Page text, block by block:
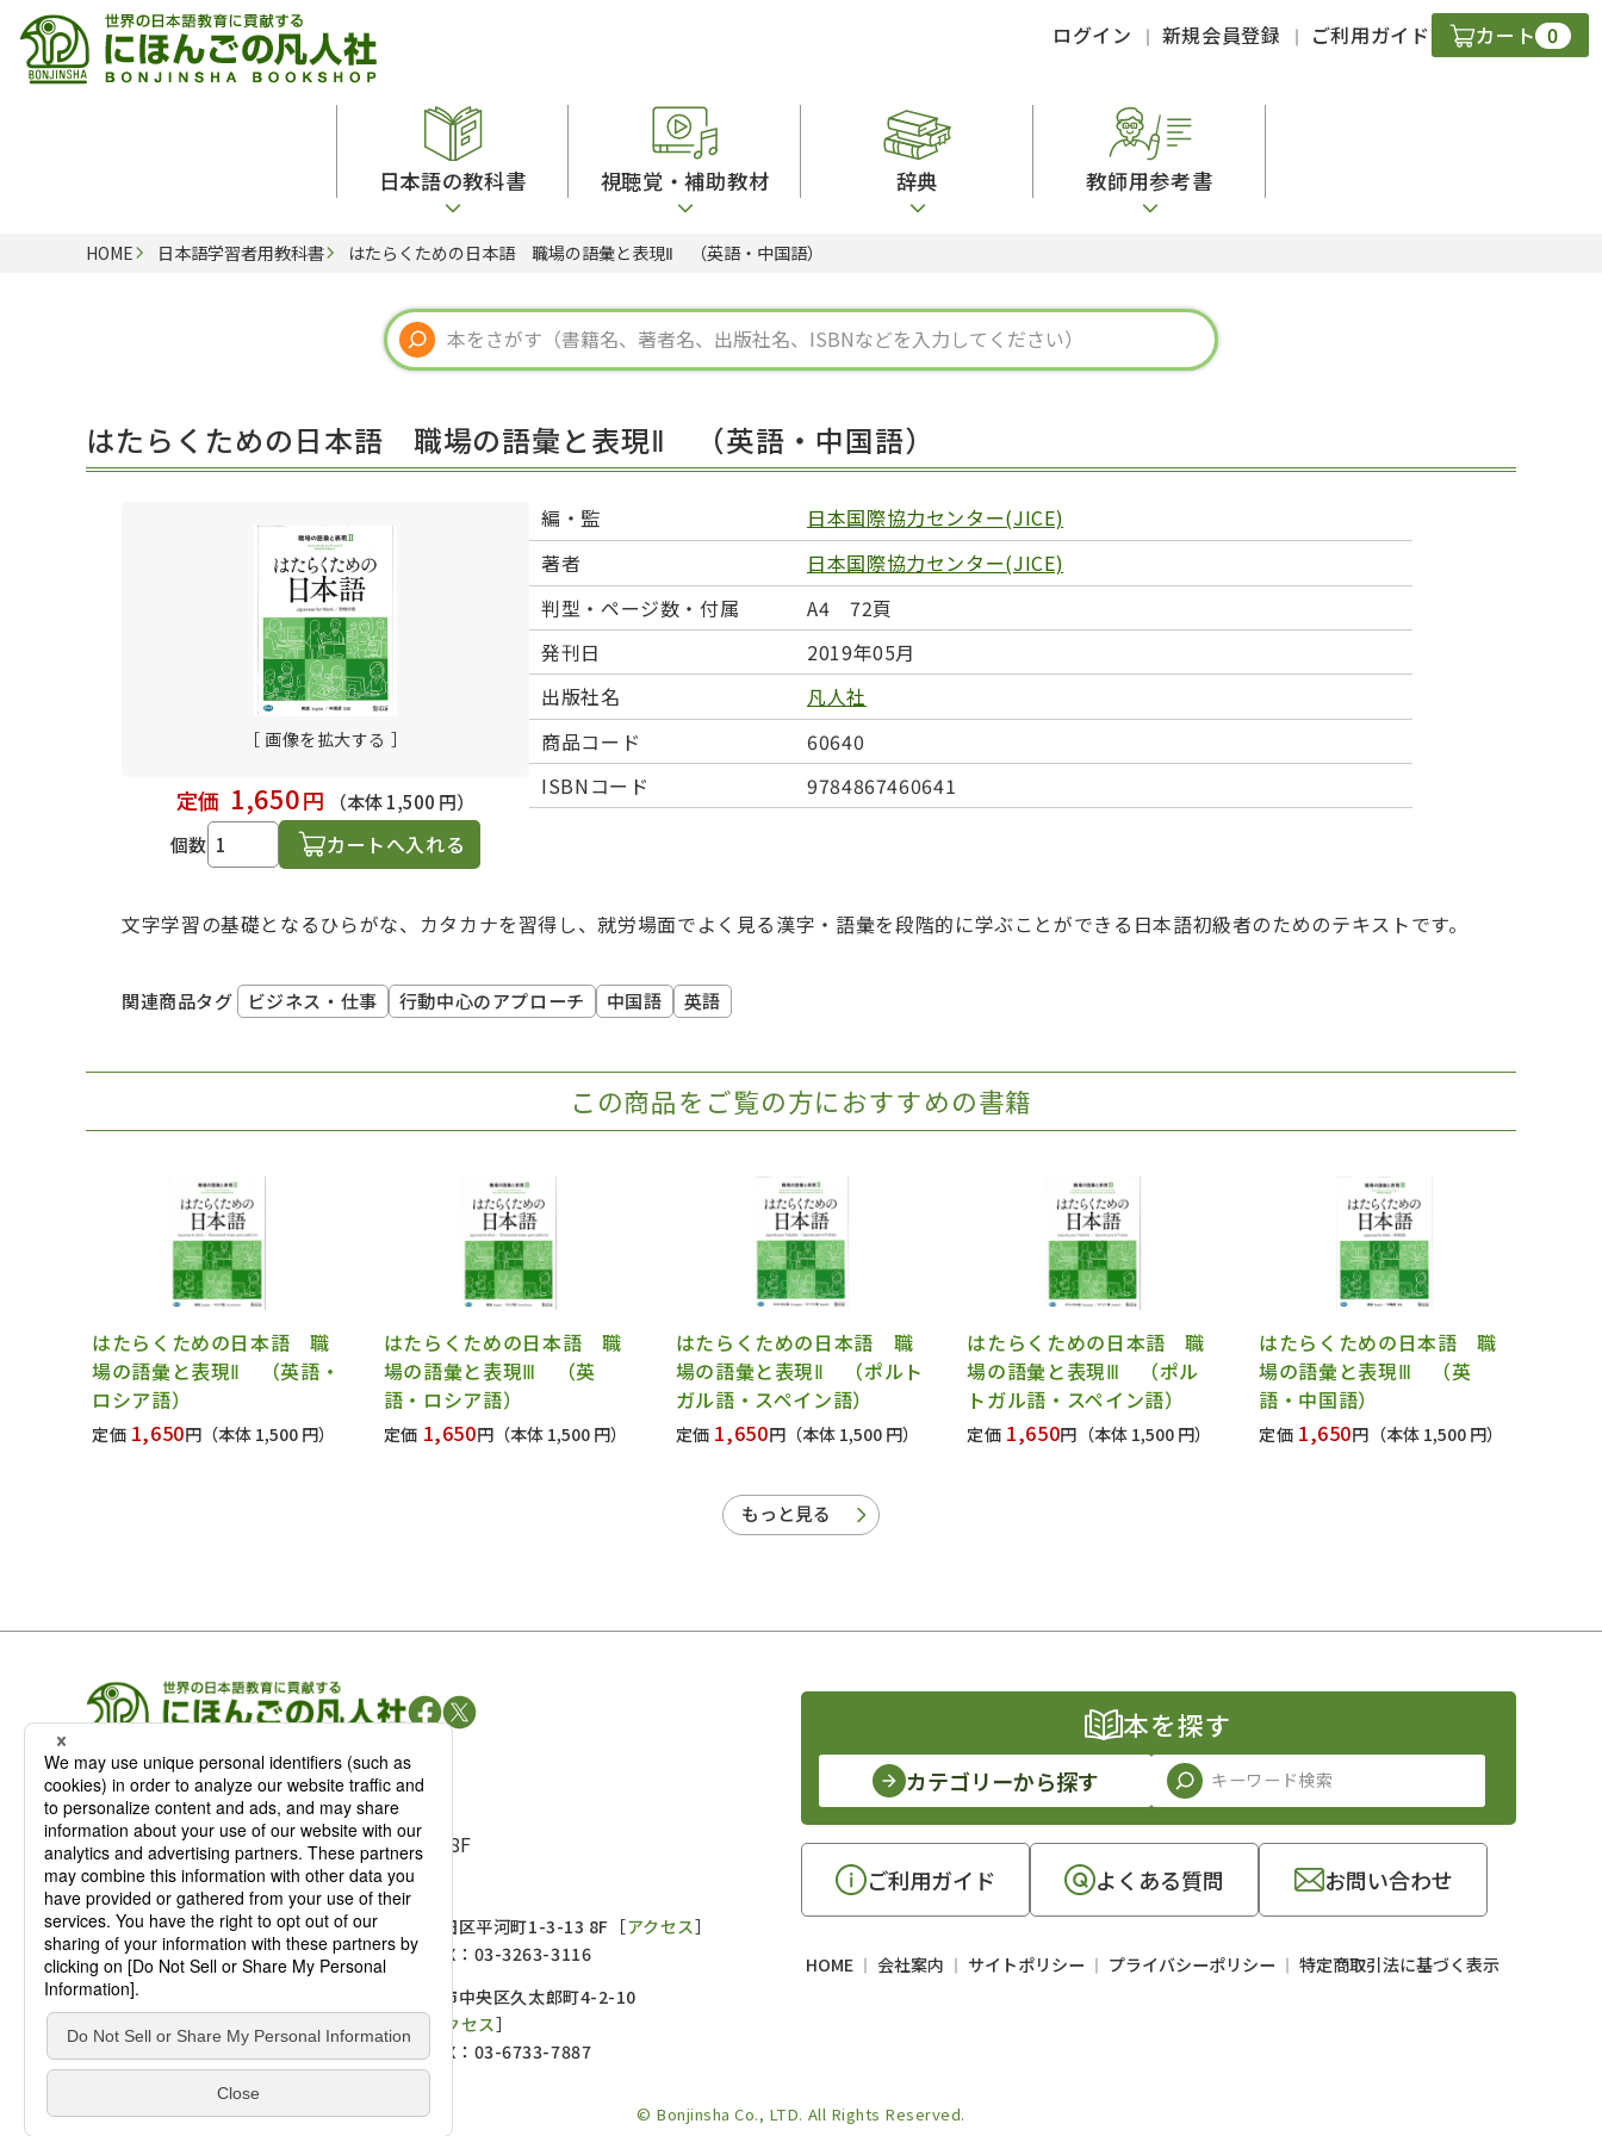
ログイン 新規会員登録 ご利用ガイド カート 0
日本語の教科書
留学生向け専門分野
子ども向け
文法
発音・聴解
作文
練習問題
日本語能力試験対策
日本留学試験対策
学校情報
日本語学習関連副読本
定期刊行物
視聴覚・補助教材
カード・ゲーム・絵教材
絵本・子ども向け補助 図表
辞典
スペイン語辞典
中国語辞典
ドイツ語辞典
ポルトガル語辞典
ロシア語辞典
語学・文法辞典
表現・用字用語辞典 比較文化辞典
教師用参考書
語彙・意味
文章・談話・表現
表記
言語学
多言語社会・言語政策
言語の諸相
アカデミック・スキル
HOME 日本語学習者用教科書 はたらくための日本語 職場の語彙と表現Ⅱ （英語・中国語）
はたらくための日本語 職場の語彙と表現Ⅱ （英語・中国語）
［ 画像を拡大する ］
定価 1,650円
（本体 1,500 円）
個数
カートへ入れる
編・監
日本国際協力センター(JICE)
著者
日本国際協力センター(JICE)
判型・ページ数・付属
A4 72頁
発刊日
2019年05月
出版社名
凡人社
商品コード
60640
ISBNコード
9784867460641
文字学習の基礎となるひらがな、カタカナを習得し、就労場面でよく見る漢字・語彙を段階的に学ぶことができる日本語初級者のためのテキストです。
関連商品タグ ビジネス・仕事 行動中心のアプローチ 中国語 英語
この商品をご覧の方におすすめの書籍
はたらくための日本語 職
場の語彙と表現Ⅱ （英語・
ロシア語）
定価 1,650円 （本体 1,500 円）
はたらくための日本語 職
場の語彙と表現Ⅲ （英
語・ロシア語）
定価 1,650円 （本体 1,500 円）
はたらくための日本語 職
場の語彙と表現Ⅱ （ポルト
ガル語・スペイン語）
定価 1,650円 （本体 1,500 円）
はたらくための日本語 職
場の語彙と表現Ⅲ （ポル
トガル語・スペイン語）
定価 1,650円 （本体 1,500 円）
はたらくための日本語 職
場の語彙と表現Ⅲ （英
語・中国語）
定価 1,650円 （本体 1,500 円）
もっと見る
凡人社の出版情報
〒102-0093 東京都千代田区平河町 1-3-13 8F
TEL：03-3263-3959／FAX：03-3263-3116
麹町店
〒102-0093 東京都千代田区平河町1-3-13 8F［アクセス］
TEL：03-3239-8673／FAX：03-3263-3116
大阪店
〒541-0056 大阪府大阪市中央区久太郎町4-2-10
アクセス］
TEL：06-4256-2684／FAX：03-6733-7887
本を探す
カテゴリーから探す
ご利用ガイド よくある質問 お問い合わせ
HOME 会社案内 サイトポリシー プライバシーポリシー 特定商取引法に基づく表示
© Bonjinsha Co., LTD. All Rights Reserved.